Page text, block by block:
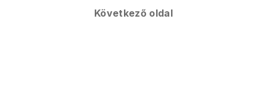
Következő oldal